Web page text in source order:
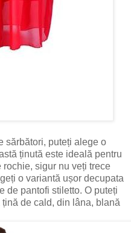
sărbători, puteți alege o
ținută este ideală pentru
sigur nu veți trece
o variantă ușor decupata
de pantofi stiletto. O puteți
țină de cald, din lâna, blană